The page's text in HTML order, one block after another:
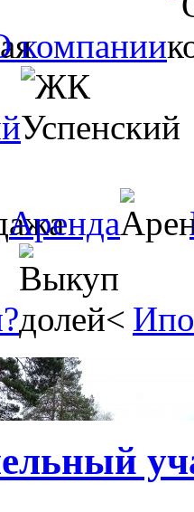
компании
Аренда